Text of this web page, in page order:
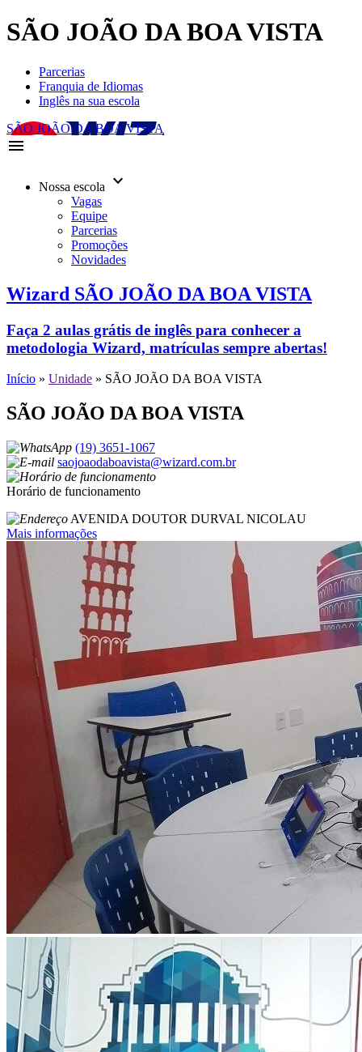
SÃO JOÃO DA BOA VISTA
Parcerias
Franquia de Idiomas
Inglês na sua escola
SÃO JOÃO DA BOA VISTA
menu
Nossa escola keyboard_arrow_down
Vagas
Equipe
Parcerias
Promoções
Novidades
Wizard SÃO JOÃO DA BOA VISTA
Faça 2 aulas grátis de inglês para conhecer a
metodologia Wizard, matrículas sempre abertas!
Início » Unidade » SÃO JOÃO DA BOA VISTA
SÃO JOÃO DA BOA VISTA
(19) 3651-1067
saojoaodaboavista@wizard.com.br
Horário de funcionamento
AVENIDA DOUTOR DURVAL NICOLAU
Mais informações